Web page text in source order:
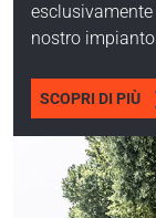
esclusivamente
nostro
SCOPRI DI PIÙ